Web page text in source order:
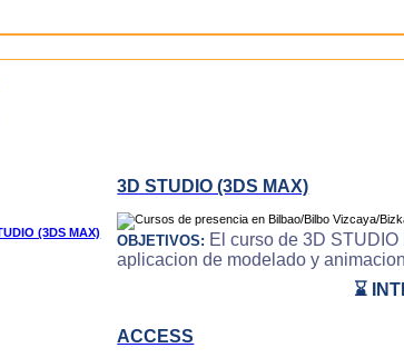
3D STUDIO (3DS MAX)
OBJETIVOS: El curso de 3D
aplicacion de modelado y
⌛
ACCESS